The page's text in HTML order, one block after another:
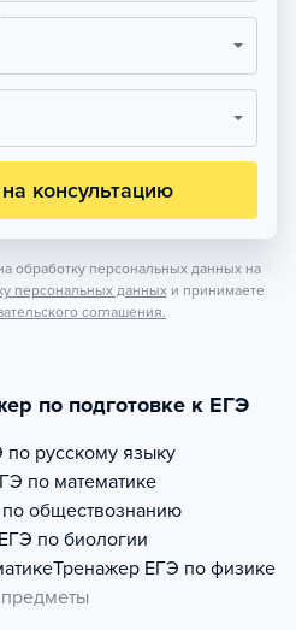
консультацию
обработку персональных данных на
персональных данных и принимаете
соглашения.
по подготовке к ЕГЭ
по русскому языку
по математике
обществознанию
ЕГЭ по биологии
Тренажер ЕГЭ по физике